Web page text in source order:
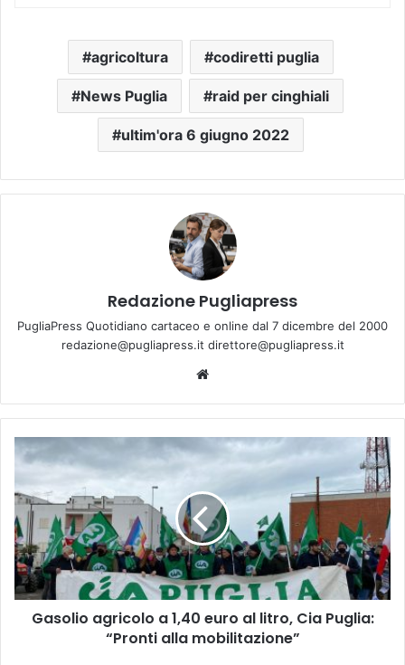
agricoltura codiretti puglia
News Puglia raid per cinghiali
ultim'ora 6 giugno 2022
Redazione Pugliapress
PugliaPress Quotidiano cartaceo e online dal 7 dicembre del 2000
redazione@pugliapress.it direttore@pugliapress.it
te
G
s
o
l
i
o
a
g
Gasolio agricolo a 1,40 euro al litro, Cia Puglia:
“Pronti alla mobilitazione”